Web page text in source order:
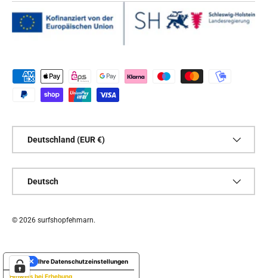
Zahlungsmethoden
Deutschland (EUR €)
Deutsch
© 2026 surfshopfehmarn.
Hinweis bei Erhebung
Ihre Datenschutzeinstellungen